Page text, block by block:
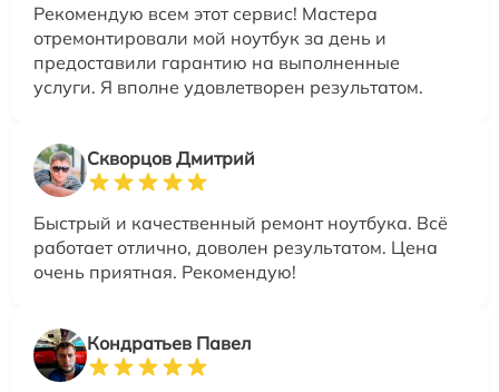
Рекомендую всем этот сервис! Мастера
отремонтировали мой ноутбук за день и
предоставили гарантию на выполненные
услуги. Я вполне удовлетворен результатом.
Скворцов Дмитрий
Быстрый и качественный ремонт ноутбука. Всё
работает отлично, доволен результатом. Цена
очень приятная. Рекомендую!
Кондратьев Павел